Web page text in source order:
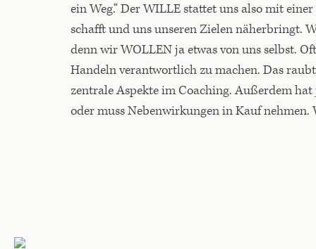
ein Weg.“ Der WILLE stattet uns also mit
schafft und uns unseren Zielen näherbringt.
denn wir WOLLEN ja etwas von uns selbst.
Handeln verantwortlich zu machen. Das
zentrale Aspekte im Coaching. Außerdem
oder muss Nebenwirkungen in Kauf nehmen.